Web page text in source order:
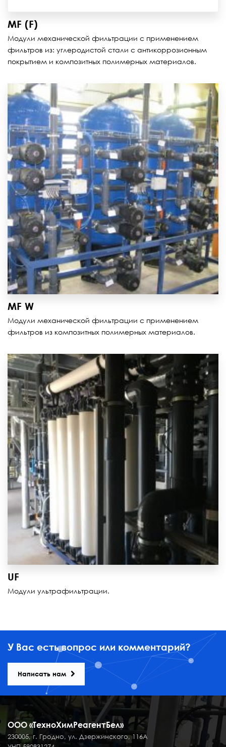
MF (F)
Модули механической фильтрации с применением
фильтров из: углеродистой стали с антикоррозионным
покрытием и композитных полимерных материалов.
MF W
Модули механической фильтрации с применением
фильтров из композитных полимерных материалов.
UF
Модули ультрафильтрации.
У Вас есть вопрос или комментарий?
Написать нам
ООО «ТехноХимРеагентБел»
230005, г. Гродно, ул. Дзержинского, 116А